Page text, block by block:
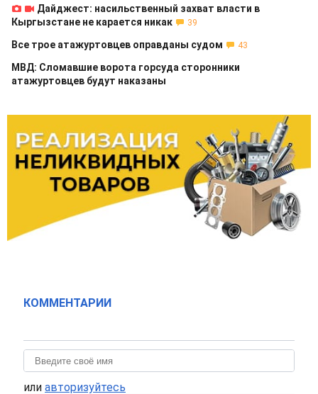
Дайджест: насильственный захват власти в
Кыргызстане не карается никак
39
Все трое атажуртовцев оправданы судом 43
МВД: Сломавшие ворота горсуда сторонники
атажуртовцев будут наказаны
КОММЕНТАРИИ
или авторизуйтесь